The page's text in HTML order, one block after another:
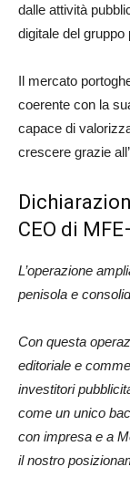
dalle attività
digitale del gruppo
Il mercato
coerente con la
capace di
crescere grazie
CEO di
L’operazione
penisola e
Con questa
editoriale e
investitori
come un unico
con impresa e a
il nostro